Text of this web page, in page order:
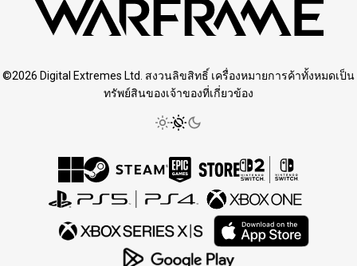
©2026 Digital Extremes Ltd. สงวนลิขสิทธิ์ เครื่องหมายการค้าทั้งหมดเป็น
ทรัพย์สินของเจ้าของที่เกี่ยวข้อง